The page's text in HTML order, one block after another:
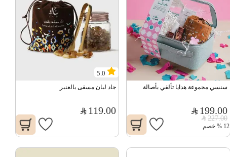
سنسي مجموعة هدايا تألقي بأصالة
199.00
227.00
12
% خصم
5.0
جاد لبان مسقى بالعنبر
119.00